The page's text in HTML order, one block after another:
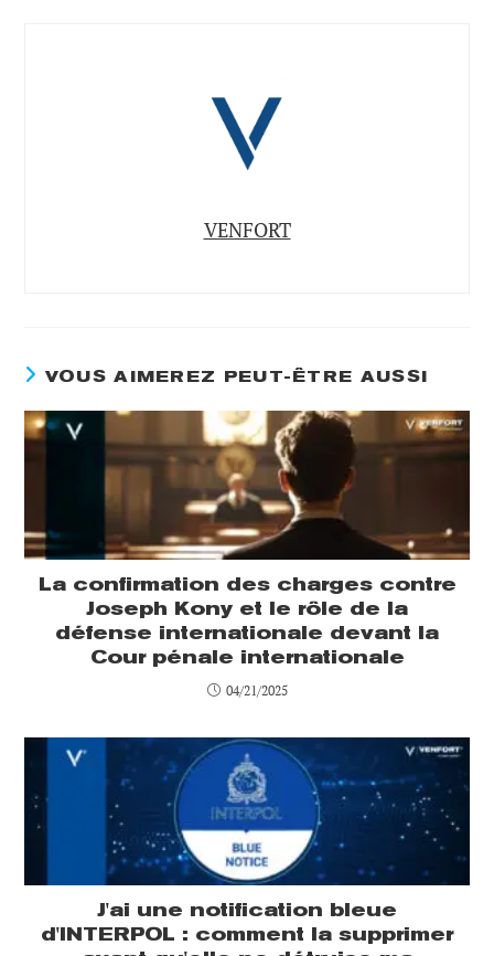
VENFORT
VOUS AIMEREZ PEUT-ÊTRE AUSSI
La confirmation des charges contre
Joseph Kony et le rôle de la
défense internationale devant la
Cour pénale internationale
04/21/2025
J'ai une notification bleue
d'INTERPOL : comment la supprimer